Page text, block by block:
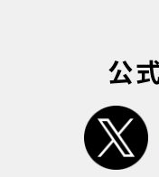
公